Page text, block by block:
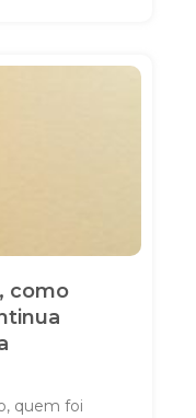
como
quem foi